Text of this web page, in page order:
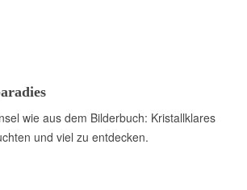
wie aus dem Bilderbuch: Kristallklares
und viel zu entdecken.